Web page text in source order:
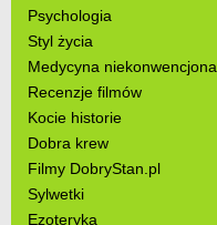
Psychologia
Styl życia
Medycyna
Recenzje filmów
Kocie historie
Dobra krew
Filmy DobryStan.pl
Sylwetki
Ezoteryka